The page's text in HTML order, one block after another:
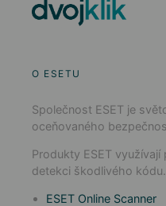
O ESETU
Společnost ESET je
oceňovaného
Produkty ESET
detekci škodlivého kódu.
ESET Online Scanner